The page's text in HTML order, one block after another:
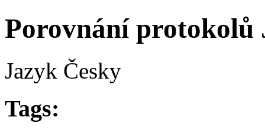
Porovnání protokolů
Jazyk Česky
Tags: